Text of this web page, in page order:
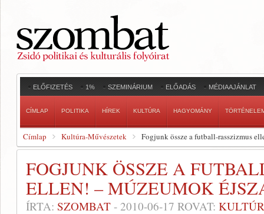
ELŐFIZETÉS 1% SZEMINÁRIUM ELŐADÁS MÉDIAAJÁNLAT
CÍMLAP POLITIKA HÍREK KULTÚRA HAGYOMÁNY
Címlap Kultúra-Művészetek Fogjunk össze a futball-rasszizmus
FOGJUNK ÖSSZE A
ELLEN! – MÚZEUMOK
ÍRTA: SZOMBAT - 2010-06-17 ROVAT: